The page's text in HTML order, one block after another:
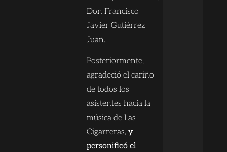
Don Francisco
Javier Gutiérrez
Juan.
Posteriormente,
agradeció el cariño
de todos los
asistentes hacia la
música de Las
Cigarreras, y
personificó el